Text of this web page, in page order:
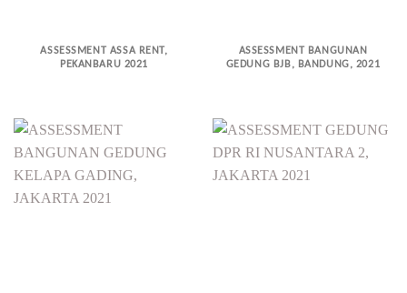
ASSESSMENT ASSA RENT,
PEKANBARU 2021
ASSESSMENT BANGUNAN
GEDUNG BJB, BANDUNG, 2021